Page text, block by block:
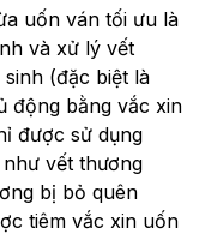
uốn ván tối ưu là
và xử lý vết
(đặc biệt là
động bằng vắc xin
được sử dụng
vết thương
bị bỏ quên
tiêm vắc xin uốn